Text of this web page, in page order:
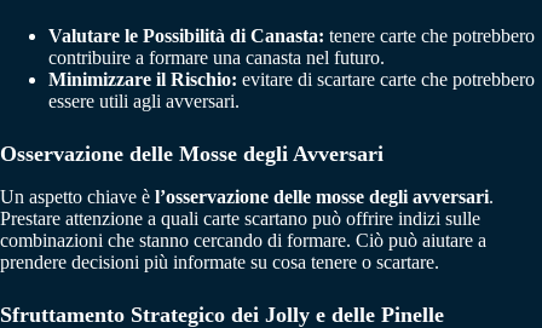
Valutare le Possibilità di Canasta: tenere carte che potrebbero
contribuire a formare una canasta nel futuro.
Minimizzare il Rischio: evitare di scartare carte che potrebbero
essere utili agli avversari.
Osservazione delle Mosse degli Avversari
Un aspetto chiave è l’osservazione delle mosse degli avversari.
Prestare attenzione a quali carte scartano può offrire indizi sulle
combinazioni che stanno cercando di formare. Ciò può aiutare a
prendere decisioni più informate su cosa tenere o scartare.
Sfruttamento Strategico dei Jolly e delle Pinelle